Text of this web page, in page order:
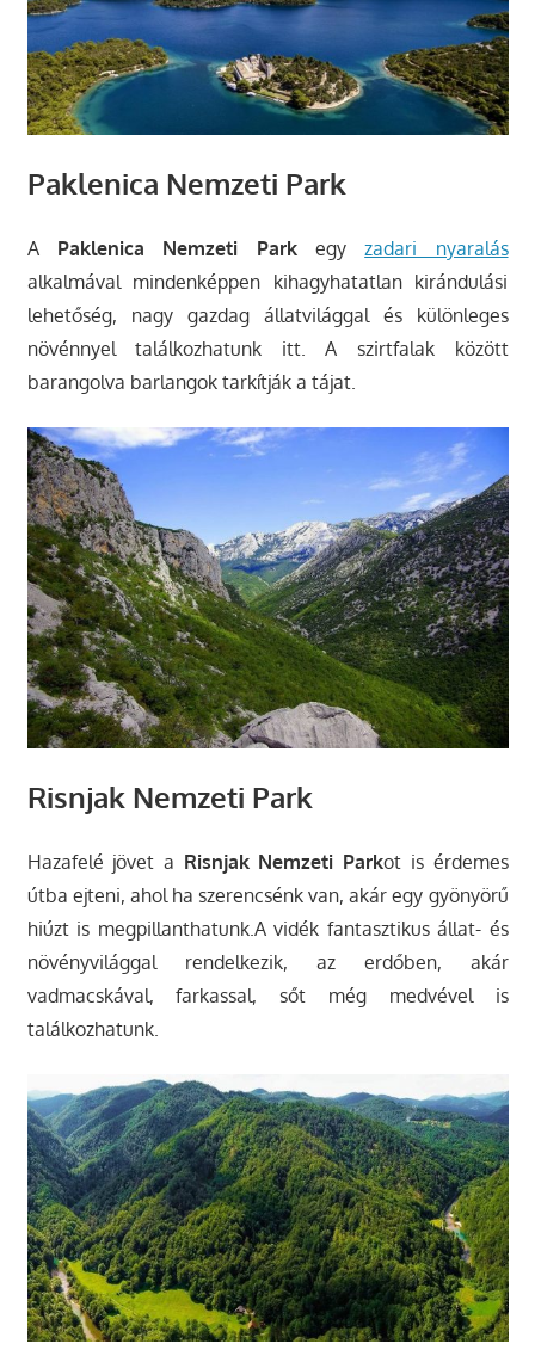
Paklenica Nemzeti Park
A Paklenica Nemzeti Parkegyzadari nyaralás
alkalmával mindenképpen kihagyhatatlan kirándulási
lehetőség, nagy gazdag állatvilággal és különleges
növénnyel találkozhatunk itt. A szirtfalak között
barangolva barlangok tarkítják a tájat.
Risnjak Nemzeti Park
Hazafelé jövet a Risnjak Nemzeti Parkot is érdemes
útba ejteni, ahol ha szerencsénk van, akár egy gyönyörű
hiúzt is megpillanthatunk.A vidék fantasztikus állat- és
növényvilággal rendelkezik, az erdőben, akár
vadmacskával, farkassal, sőt még medvével is
találkozhatunk.